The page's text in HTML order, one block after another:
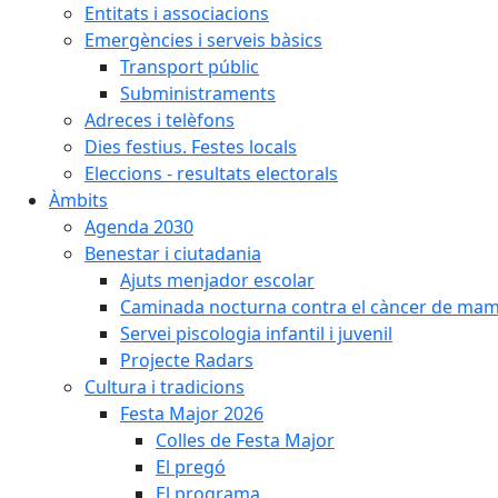
Entitats i associacions
Emergències i serveis bàsics
Transport públic
Subministraments
Adreces i telèfons
Dies festius. Festes locals
Eleccions - resultats electorals
Àmbits
Agenda 2030
Benestar i ciutadania
Ajuts menjador escolar
Caminada nocturna contra el càncer de
Servei piscologia infantil i juvenil
Projecte Radars
Cultura i tradicions
Festa Major 2026
Colles de Festa Major
El pregó